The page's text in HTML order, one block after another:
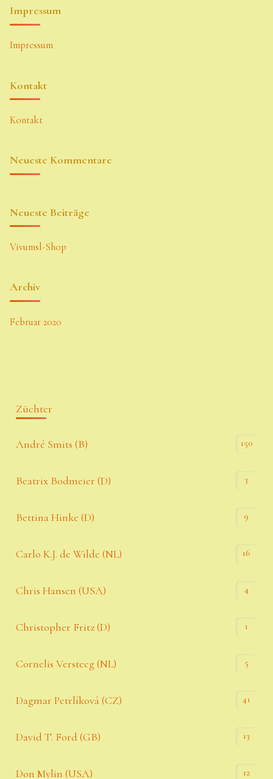
Impressum
Impressum
Kontakt
Kontakt
Neueste Kommentare
Neueste Beiträge
Vivumsl-Shop
Archiv
Februar 2020
Züchter
André Smits (B) 150
Beatrix Bodmeier (D) 3
Bettina Hinke (D) 9
Carlo K.J. de Wilde (NL) 16
Chris Hansen (USA) 4
Christopher Fritz (D) 1
Cornelis Versteeg (NL) 5
Dagmar Petrlíková (CZ) 41
David T. Ford (GB) 13
Don Mylin (USA) 12